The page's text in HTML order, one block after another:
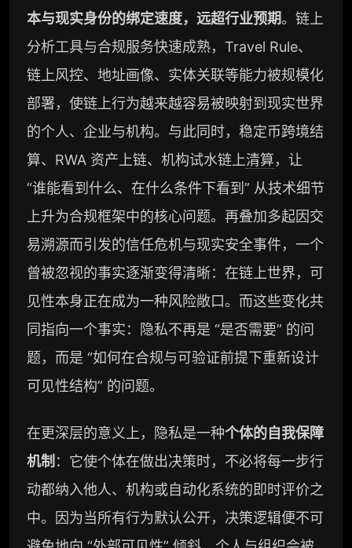
本与现实身份的绑定速度，远超行业预期。链上
分析工具与合规服务快速成熟，Travel Rule、
链上风控、地址画像、实体关联等能力被规模化
部署，使链上行为越来越容易被映射到现实世界
的个人、企业与机构。与此同时，稳定币跨境结
算、RWA 资产上链、机构试水链上清算，让
“谁能看到什么、在什么条件下看到” 从技术细节
上升为合规框架中的核心问题。再叠加多起因交
易溯源而引发的信任危机与现实安全事件，一个
曾被忽视的事实逐渐变得清晰：在链上世界，可
见性本身正在成为一种风险敞口。而这些变化共
同指向一个事实：隐私不再是 “是否需要” 的问
题，而是 “如何在合规与可验证前提下重新设计
可见性结构” 的问题。
在更深层的意义上，隐私是一种个体的自我保障
机制 ：它使个体在做出决策时，不必将每一步行
动都纳入他人、机构或自动化系统的即时评价之
中。因为当所有行为默认公开，决策逻辑便不可